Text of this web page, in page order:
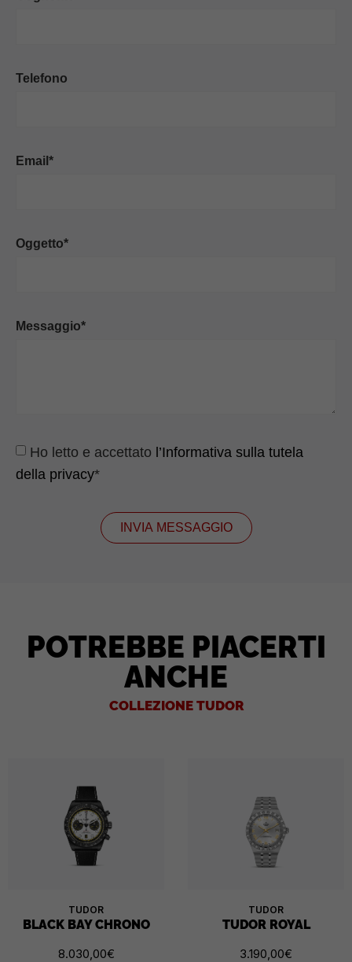
Telefono
Email*
Oggetto*
Messaggio*
Ho letto e accettato l’Informativa sulla tutela
della privacy*
INVIA MESSAGGIO
POTREBBE PIACERTI
ANCHE
COLLEZIONE TUDOR
TUDOR
BLACK BAY CHRONO
8.030,00€
TUDOR
TUDOR ROYAL
3.190,00€